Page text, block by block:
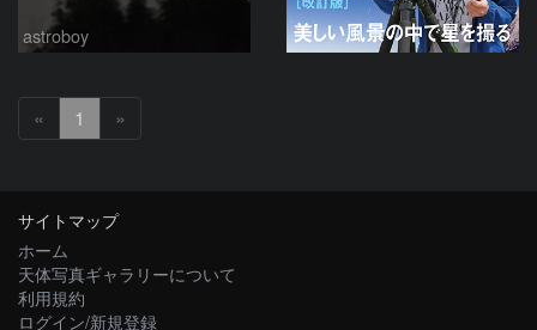
astroboy
« 1 »
サイトマップ
ホーム
天体写真ギャラリーについて
利用規約
ログイン/新規登録